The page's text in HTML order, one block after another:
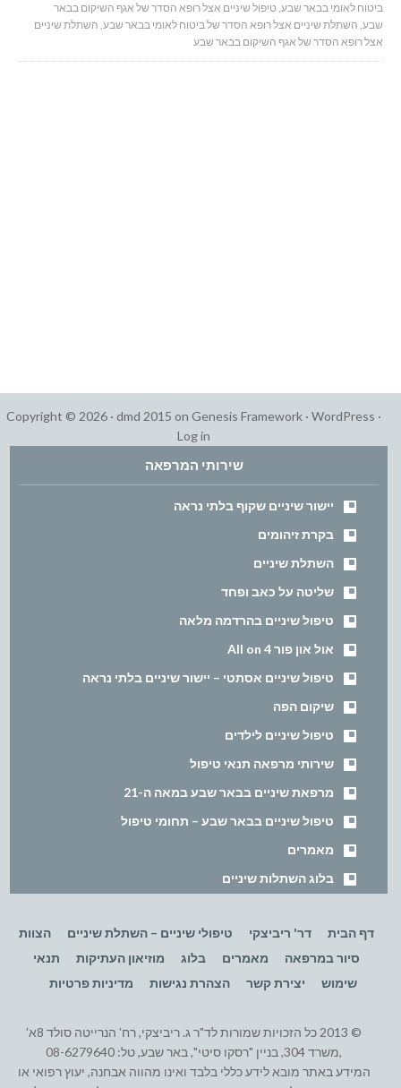
ביטוח לאומי בבאר שבע, טיפול שיניים אצל רופא הסדר של אגף השיקום בבאר
שבע, השתלת שיניים אצל רופא הסדר של ביטוח לאומי בבאר שבע, השתלת שיניים
אצל רופא הסדר של אגף השיקום בבאר שבע
Copyright © 2026 · dmd 2015 on Genesis Framework · WordPress ·
Log in
שירותי המרפאה
יישור שיניים שקוף בלתי נראה
בקרת זיהומים
השתלת שיניים
שליטה על כאב ופחד
טיפול שיניים בהרדמה מלאה
אול און פור All on 4
טיפול שיניים אסתטי – יישור שיניים בלתי נראה
שיקום הפה
טיפול שיניים לילדים
שירותי מרפאה תנאי טיפול
מרפאת שיניים בבאר שבע במאה ה-21
טיפול שיניים בבאר שבע – תחומי טיפול
מאמרים
בלוג השתלות שיניים
דף הבית דר' ריביצקי טיפולי שיניים – השתלת שיניים
הצוות
סיור במרפאה
מאמרים בלוג מוזיאון העתיקות
תנאי
שימוש
יצירת קשר הצהרת נגישות מדיניות פרטיות
© 2013 כל הזכויות שמורות לד"ר ג. ריביצקי, רח' הנרייטה סולד 8א'
,משרד 304, בניין "רסקו סיטי", באר שבע, טל: 08-6279640
המידע באתר מובא לידע כללי בלבד ואינו מהווה אבחנה, יעוץ רפואי או